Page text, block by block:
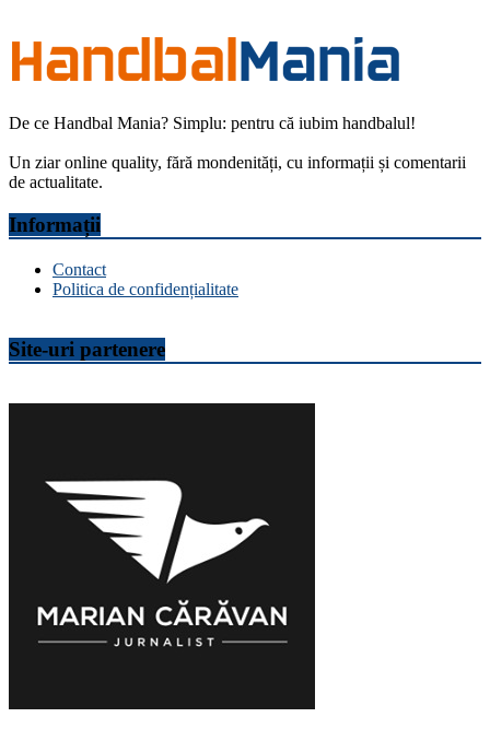
De ce Handbal Mania? Simplu: pentru că iubim handbalul!
Un ziar online quality, fără mondenități, cu informații și comentarii
de actualitate.
Informații
Contact
Politica de confidențialitate
Site-uri partenere